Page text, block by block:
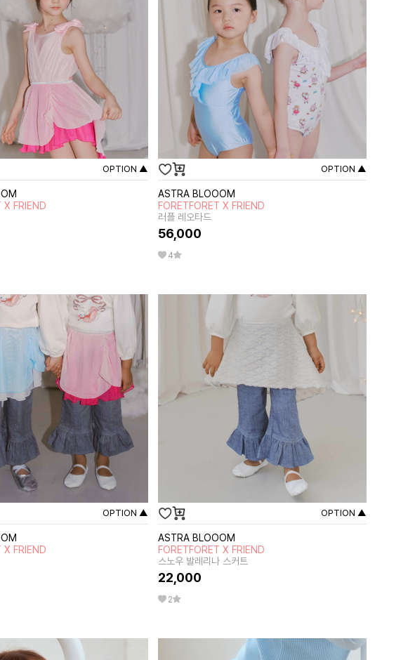
OPTION ▲
X FRIEND
OPTION ▲
ASTRA BLOOOM
FORETFORET X FRIEND
러플 레오타드
56,000
4
OPTION ▲
X FRIEND
OPTION ▲
ASTRA BLOOOM
FORETFORET X FRIEND
스노우 발레리나 스커트
22,000
2